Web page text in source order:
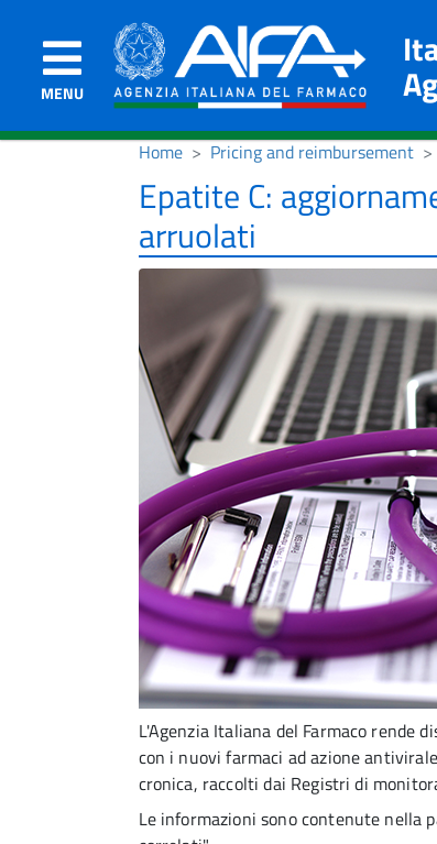
MENU
Home Pricing and reimbursement
Epatite C:
arruolati
L'Agenzia Italiana del Farmaco rende
con i nuovi farmaci ad azione
cronica, raccolti dai Registri di
Le informazioni sono contenute nella